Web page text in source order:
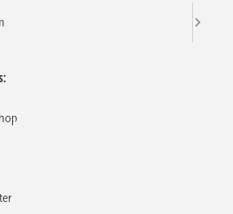
der Klimawende wahrgenommen wird.